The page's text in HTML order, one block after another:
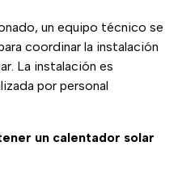
un equipo técnico se
coordinar la instalación
La instalación es
por personal
un calentador solar